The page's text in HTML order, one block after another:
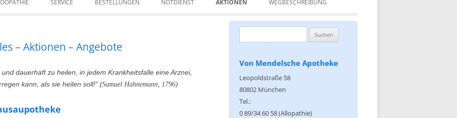
SERVICE BESTELLUNGEN NOTDIENST AKTIONEN WEGBESCHREIBUNG
– Aktionen – Angebote
dauerhaft zu heilen, in jedem Krankheitsfalle eine Arznei,
kann, als sie heilen soll!“ (Samuel Hahnemann, 1796)
nach:
Von Mendelsche Apotheke
Leopoldstraße 58
80802 München
Tel.:
0 89/34 60 58 (Allopathie)